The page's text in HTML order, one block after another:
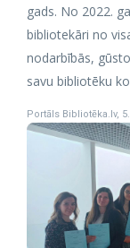
gads. No 2022.
bibliotekāri no
nodarbībās,
savu bibliotēku
Portāls Bibliotēka.lv,